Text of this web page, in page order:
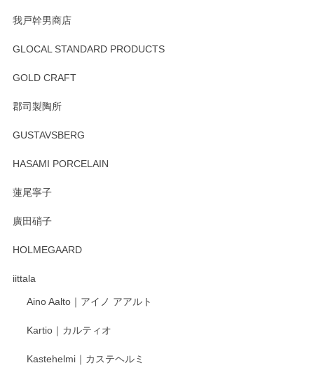
我戸幹男商店
GLOCAL STANDARD PRODUCTS
GOLD CRAFT
郡司製陶所
GUSTAVSBERG
HASAMI PORCELAIN
蓮尾寧子
廣田硝子
HOLMEGAARD
iittala
Aino Aalto｜アイノ アアルト
Kartio｜カルティオ
Kastehelmi｜カステヘルミ